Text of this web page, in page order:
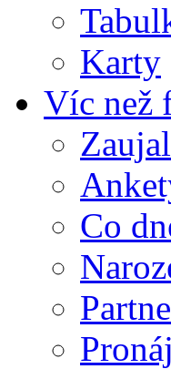
Karty
Víc než
Co